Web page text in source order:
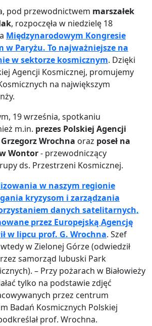
pod przewodnictwem marszałek
, rozpoczęła w niedzielę 18
Międzynarodowym Kongresie
w Paryżu. To najważniejsze na
w sektorze kosmicznym. Dzięki
Agencji Kosmicznej, promujemy
na największym
19 września, spotkaniu
m.in. prezes Polskiej Agencji
Wrochna oraz poseł na
Wontor- przewodniczący
ds. Przestrzeni Kosmicznej.
w naszym regionie
kryzysom i zarządzania
danych satelitarnych,
przez Europejską Agencję
w lipcu prof. G. Wrochna. Szef
wtedy w Zielonej Górze (odwiedził
samorząd lubuski Park
– Przy pożarach w Białowieży
tylko na podstawie zdjęć
przez centrum
Badań Kosmicznych Polskiej
prof. Wrochna.